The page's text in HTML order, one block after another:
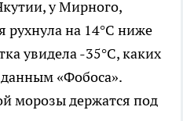
у Мирного,
рухнула на 14°C ниже
увидела -35°C, каких
«Фобоса».
морозы держатся под